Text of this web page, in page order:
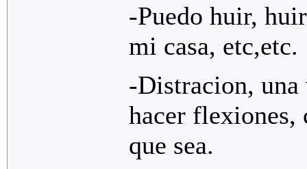
-Puedo huir,
mi casa, etc,etc.
-Distracion, una
hacer flexiones,
que sea.